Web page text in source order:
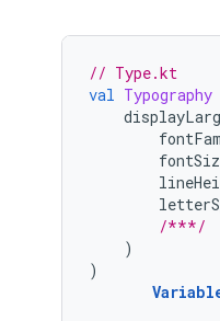
// Type.kt
val Typography
/***/
)
)